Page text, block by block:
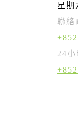
星期
聯絡
24